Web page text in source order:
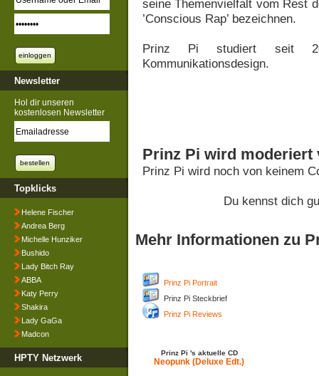
Newsletter
Hol dir unseren
kostenlosen Newsletter
Topklicks
Helene Fischer
Andrea Berg
Michelle Hunziker
Bushido
Lady Bitch Ray
ABBA
Katy Perry
Shakira
Lady GaGa
Madcon
HPTY Netzwerk
seine Themenvielfalt vom Rest
’Conscious Rap’ bezeichnen.
Prinz Pi studiert seit
Kommunikationsdesign.
Prinz Pi wird moderiert
Prinz Pi wird noch von keinem
Du kennst dich
Mehr Informationen zu
Prinz Pi Portrait
Prinz Pi Steckbrief
Prinz Pi Reviews
Prinz Pi 's aktuelle CD
Neopunk (Deluxe Edt.)